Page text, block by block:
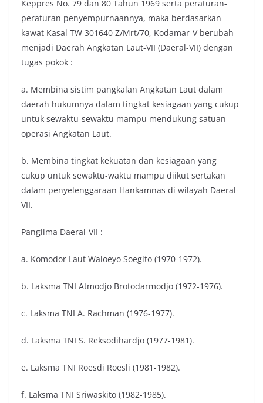
Keppres No. 79 dan 80 Tahun 1969 serta peraturan-
peraturan penyempurnaannya, maka berdasarkan
kawat Kasal TW 301640 Z/Mrt/70, Kodamar-V berubah
menjadi Daerah Angkatan Laut-VII (Daeral-VII) dengan
tugas pokok :
a. Membina sistim pangkalan Angkatan Laut dalam
daerah hukumnya dalam tingkat kesiagaan yang cukup
untuk sewaktu-sewaktu mampu mendukung satuan
operasi Angkatan Laut.
b. Membina tingkat kekuatan dan kesiagaan yang
cukup untuk sewaktu-waktu mampu diikut sertakan
dalam penyelenggaraan Hankamnas di wilayah Daeral-
VII.
Panglima Daeral-VII :
a. Komodor Laut Waloeyo Soegito (1970-1972).
b. Laksma TNI Atmodjo Brotodarmodjo (1972-1976).
c. Laksma TNI A. Rachman (1976-1977).
d. Laksma TNI S. Reksodihardjo (1977-1981).
e. Laksma TNI Roesdi Roesli (1981-1982).
f. Laksma TNI Sriwaskito (1982-1985).